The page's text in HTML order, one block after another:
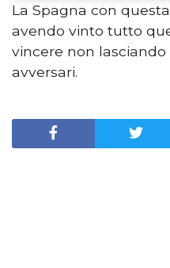
La Spagna con
avendo vinto tutto
vincere non
avversari.